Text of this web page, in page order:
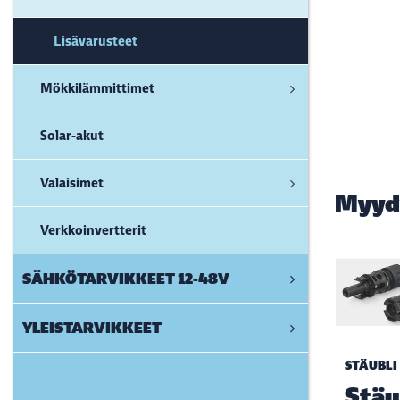
Lisävarusteet
Mökkilämmittimet
Solar-akut
Valaisimet
Verkkoinvertterit
SÄHKÖTARVIKKEET 12-48V
YLEISTARVIKKEET
STÄUBLI